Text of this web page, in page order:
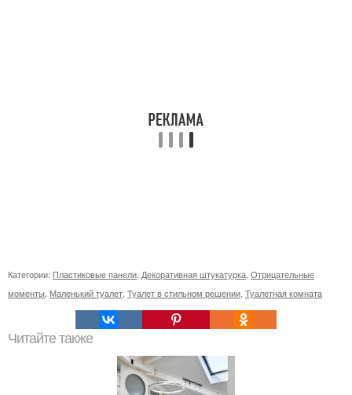
Категории: Пластиковые панели Декоративная штукатурка Отрицательные
моменты Маленький туалет Туалет в стильном решении Туалетная комната
Читайте также